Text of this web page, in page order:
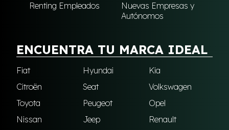
Renting Empleados
Nuevas Empresas y
Autónomos
ENCUENTRA TU MARCA IDEAL
Fiat Hyundai
Kia
Citroën
Seat
Volkswagen
Toyota
Peugeot
Opel
Nissan
Jeep
Renault